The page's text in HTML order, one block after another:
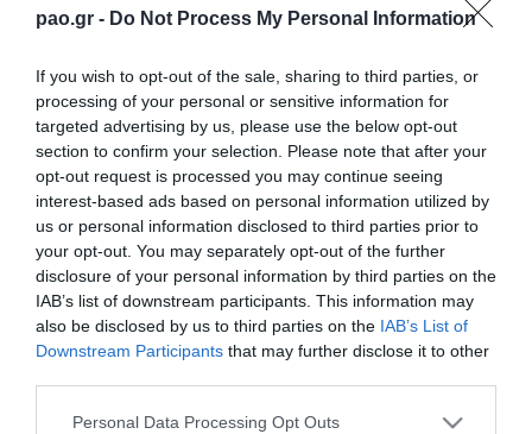
pao.gr - Do Not Process My Personal Information
If you wish to opt-out of the sale, sharing to third parties, or
processing of your personal or sensitive information for
targeted advertising by us, please use the below opt-out
section to confirm your selection. Please note that after your
opt-out request is processed you may continue seeing
interest-based ads based on personal information utilized by
us or personal information disclosed to third parties prior to
your opt-out. You may separately opt-out of the further
disclosure of your personal information by third parties on the
IAB’s list of downstream participants. This information may
also be disclosed by us to third parties on the IAB’s List of
Downstream Participants that may further disclose it to other
Please note that this website/app uses one or more Google
Personal Data Processing Opt Outs
παιχνίδι με την Skoda Ξάνθη (25/04/2015 – 19:30
απόγευμα ο Παναθηναϊκός στο Κορωπί.
Το πρόγραμμα των «πράσινων» περιλάμβανε στην
αρχή ζέσταμα, στη συνέχεια οικογενειακό δίτερμα
και στο τέλος εξάσκηση στα τελειώματα.
Απουσίασαν ο κλινήρης Μπεργκ και ο Μέντες λόγω
ίωσης ενώ ο Μαυρίας ακολούθησε πρόγραμμα
αποκατάστασης.